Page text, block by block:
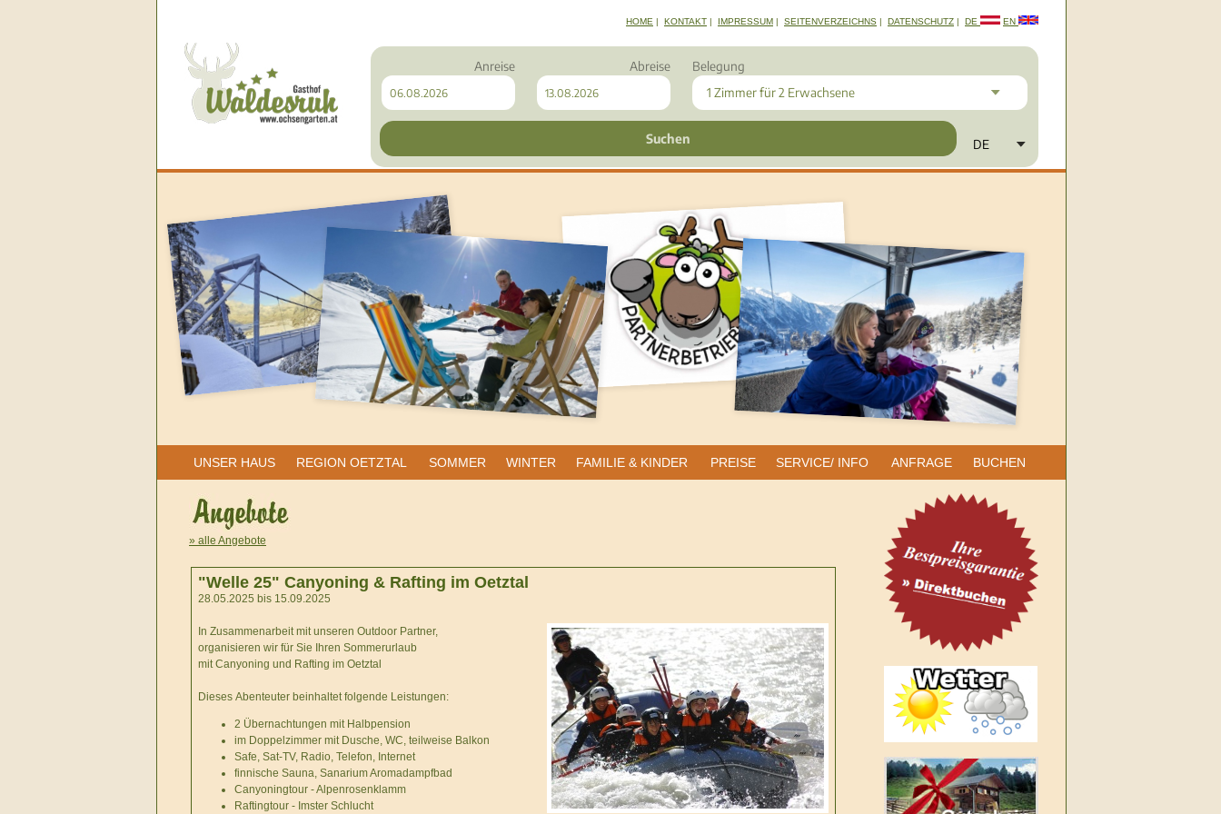
HOME | KONTAKT | IMPRESSUM | SEITENVERZEICHNS | DATENSCHUTZ | DE EN
Anreise Abreise
Belegung
1 Zimmerfür2 Erwachsene
Suchen DE
UNSER HAUS REGION OETZTAL SOMMER WINTER FAMILIE & KINDER PREISE SERVICE/ INFO ANFRAGE BUCHEN
» alle Angebote
"Welle 25" Canyoning & Rafting im Oetztal
28.05.2025 bis 15.09.2025
In Zusammenarbeit mit unseren Outdoor Partner,
organisieren wir für Sie Ihren Sommerurlaub
mit Canyoning und Rafting im Oetztal
Dieses Abenteuter beinhaltet folgende Leistungen:
2 Übernachtungen mit Halbpension
im Doppelzimmer mit Dusche, WC, teilweise Balkon
Safe, Sat-TV, Radio, Telefon, Internet
finnische Sauna, Sanarium Aromadampfbad
Canyoningtour - Alpenrosenklamm
Raftingtour - Imster Schlucht